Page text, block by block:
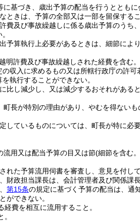
に基づき、歳出予算の配当を行うとともに
ときは、予算の全部又は一部を留保するこ
費及び事故繰越しに係る歳出予算のうち
予算執行上必要があるときは、細節によ
明許費及び事故繰越しされた経費を含む
収入に求めるもの又は所轄行政庁の許
執行することができない。
比し減少し、又は減少するおそれがある
長が特別の理由があり、やむを得ない
しているものについては、町長が特に
流用又は配当予算の目又は節(細節を含む
れた予算流用伺書を審査し、意見を付し
財政担当課長は、会計管理者及び関係課
第15条の規定に基づく予算の配当は、通
ができない。
費を相互に流用すること。